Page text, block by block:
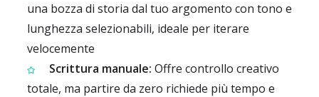
una bozza di storia dal tuo argomento con tono e
lunghezza selezionabili, ideale per iterare
velocemente
Scrittura manuale: Offre controllo creativo
totale, ma partire da zero richiede più tempo e